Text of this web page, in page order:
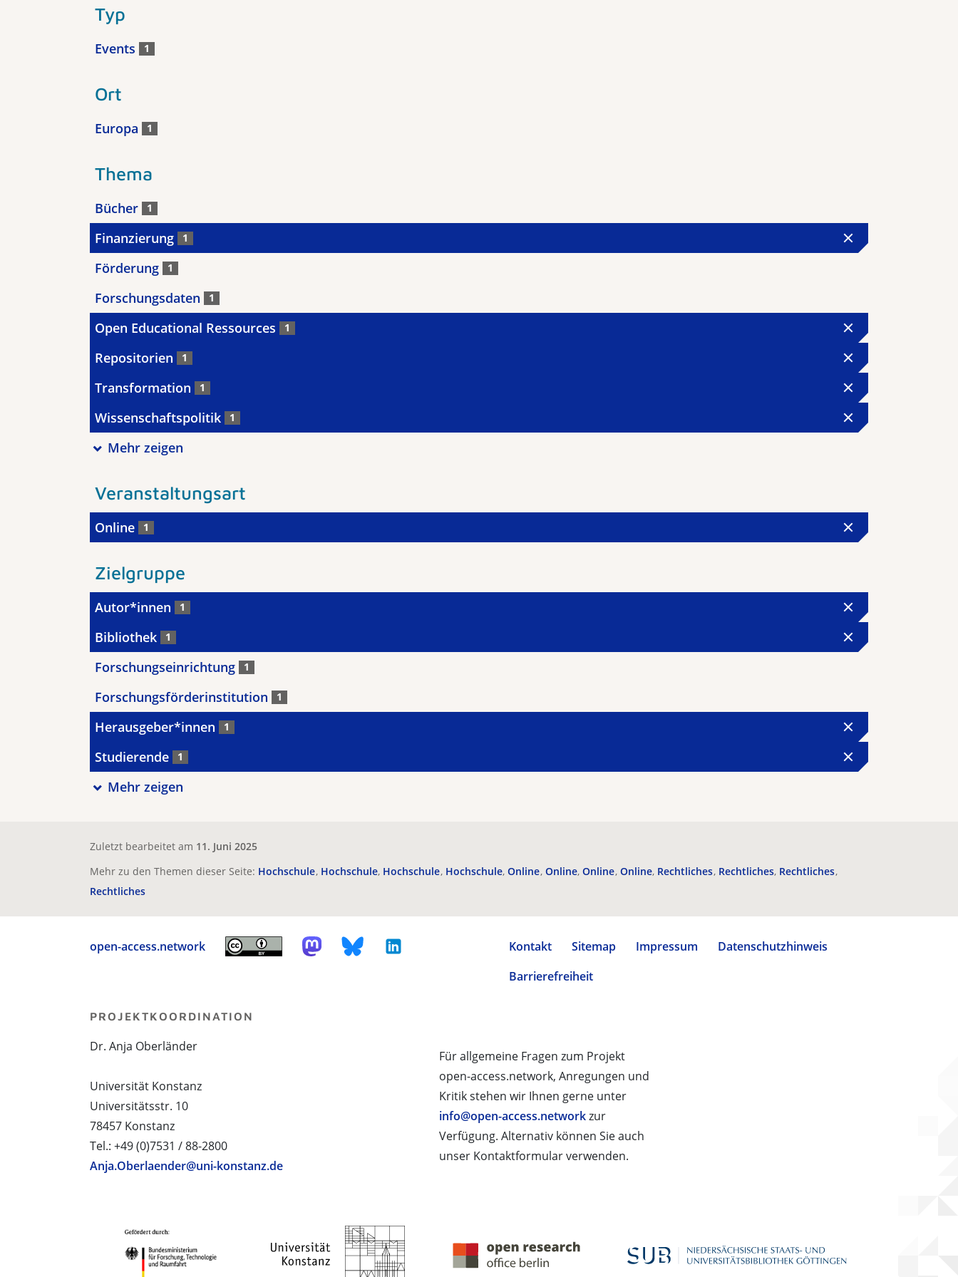
Typ
Events 1
Ort
Europa 1
Thema
Bücher 1
Finanzierung 1
Förderung 1
Forschungsdaten 1
Open Educational Ressources 1
Repositorien 1
Transformation 1
Wissenschaftspolitik 1
Mehr zeigen
Veranstaltungsart
Online 1
Zielgruppe
Autor*innen 1
Bibliothek 1
Forschungseinrichtung 1
Forschungsförderinstitution 1
Herausgeber*innen 1
Studierende 1
Mehr zeigen
Zuletzt bearbeitet am 11. Juni 2025
Mehr zu den Themen dieser Seite: Hochschule Hochschule Hochschule Hochschule Online Online Online Online Rechtliches Rechtliches Rechtliches
Rechtliches
open-access.network Kontakt Sitemap Impressum
Datenschutzhinweis
Barrierefreiheit
Für allgemeine Fragen zum Projekt
open-access.network, Anregungen und
Kritik stehen wir Ihnen gerne unter
info@open-access.networkzur
Verfügung. Alternativ können Sie auch
unser Kontaktformular verwenden.
PROJEKTKOORDINATION
Dr. Anja Oberländer
Universität Konstanz
Universitätsstr. 10
78457 Konstanz
Tel.: +49 (0)7531 / 88-2800
Anja.Oberlaender@uni-konstanz.de